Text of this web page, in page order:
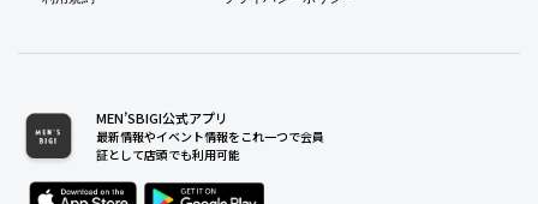
MEN’SBIGI公式アプリ
最新情報やイベント情報をこれ一つで会員
証として店頭でも利用可能